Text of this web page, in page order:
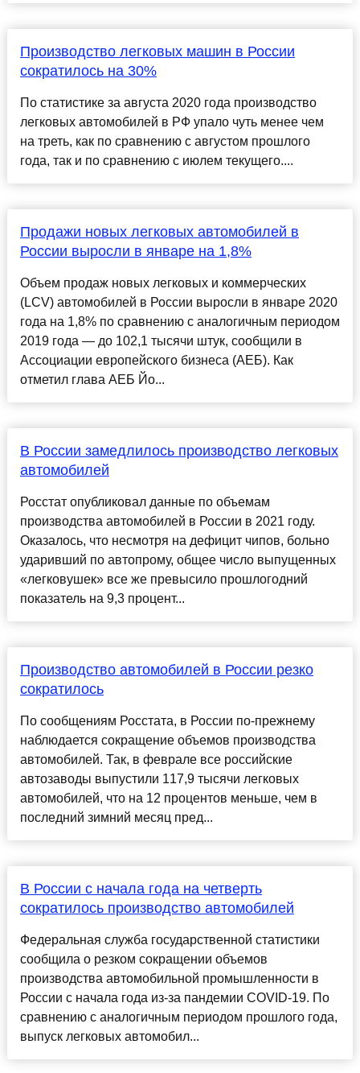
Производство легковых машин в России
сократилось на 30%
По статистике за августа 2020 года производство
легковых автомобилей в РФ упало чуть менее чем
на треть, как по сравнению с августом прошлого
года, так и по сравнению с июлем текущего....
Продажи новых легковых автомобилей в
России выросли в январе на 1,8%
Объем продаж новых легковых и коммерческих
(LCV) автомобилей в России выросли в январе 2020
года на 1,8% по сравнению с аналогичным периодом
2019 года — до 102,1 тысячи штук, сообщили в
Ассоциации европейского бизнеса (АЕБ). Как
отметил глава АЕБ Йо...
В России замедлилось производство легковых
автомобилей
Росстат опубликовал данные по объемам
производства автомобилей в России в 2021 году.
Оказалось, что несмотря на дефицит чипов, больно
ударивший по автопрому, общее число выпущенных
«легковушек» все же превысило прошлогодний
показатель на 9,3 процент...
Производство автомобилей в России резко
сократилось
По сообщениям Росстата, в России по-прежнему
наблюдается сокращение объемов производства
автомобилей. Так, в феврале все российские
автозаводы выпустили 117,9 тысячи легковых
автомобилей, что на 12 процентов меньше, чем в
последний зимний месяц пред...
В России с начала года на четверть
сократилось производство автомобилей
Федеральная служба государственной статистики
сообщила о резком сокращении объемов
производства автомобильной промышленности в
России с начала года из-за пандемии COVID-19. По
сравнению с аналогичным периодом прошлого года,
выпуск легковых автомобил...